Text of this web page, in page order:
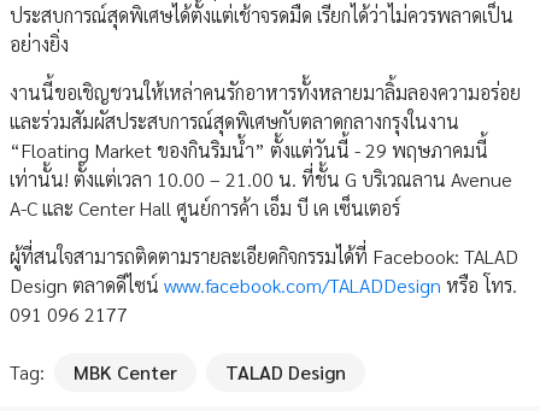
ประสบการณ์สุดพิเศษได้ตั้งแต่เช้าจรดมืด เรียกได้ว่าไม่ควรพลาดเป็น
อย่างยิ่ง
งานนี้ขอเชิญชวนให้เหล่าคนรักอาหารทั้งหลายมาลิ้มลองความอร่อย
และร่วมสัมผัสประสบการณ์สุดพิเศษกับตลาดกลางกรุงในงาน
“Floating Market ของกินริมน้ำ” ตั้งแต่วันนี้ - 29 พฤษภาคมนี้
เท่านั้น! ตั้งแต่เวลา 10.00 – 21.00 น. ที่ชั้น G บริเวณลาน Avenue
A-C และ Center Hall ศูนย์การค้า เอ็ม บี เค เซ็นเตอร์
ผู้ที่สนใจสามารถติดตามรายละเอียดกิจกรรมได้ที่ Facebook: TALAD
Design ตลาดดีไซน์ www.facebook.com/TALADDesign หรือ โทร.
091 096 2177
Tag: MBK Center TALAD Design